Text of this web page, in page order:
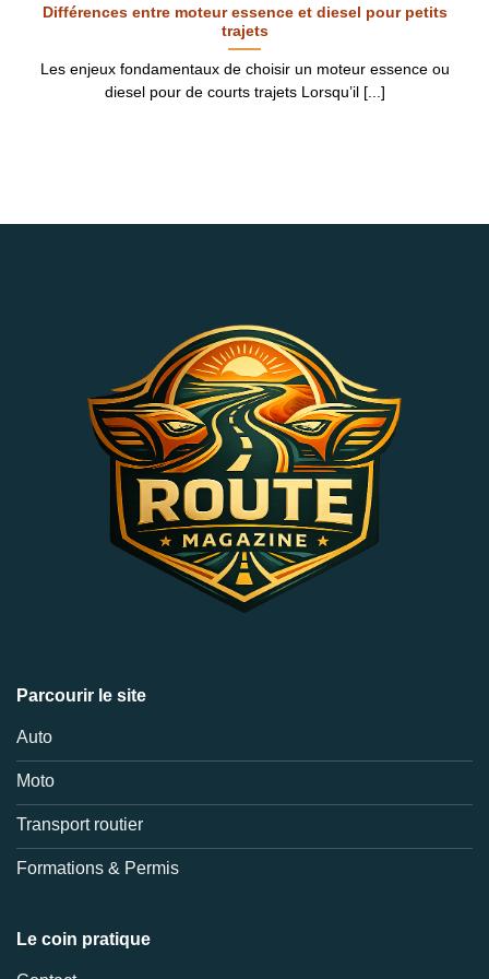
Différences entre moteur essence et diesel pour petits
trajets
Les enjeux fondamentaux de choisir un moteur essence ou
diesel pour de courts trajets Lorsqu’il [...]
Parcourir le site
Auto
Moto
Transport routier
Formations & Permis
Le coin pratique